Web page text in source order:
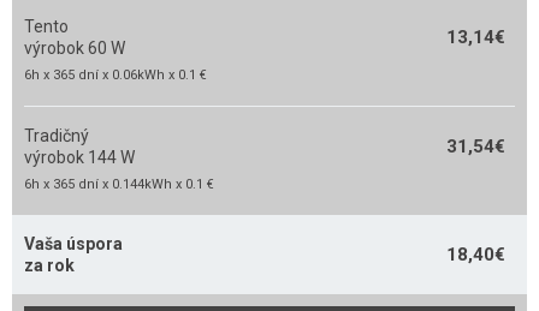
Tento
výrobok 60 W
13,14€
6h x 365 dní x 0.06kWh x 0.1 €
Tradičný
výrobok 144 W
31,54€
6h x 365 dní x 0.144kWh x 0.1 €
Vaša úspora
za rok
18,40€